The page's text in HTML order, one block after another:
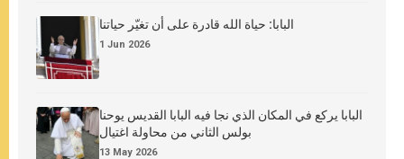
البابا: حياة الله قادرة على أن تغيّر حياتنا
1 Jun 2026
البابا يركع في المكان الذي نجا فيه البابا القديس يوحنا
بولس الثاني من محاولة اغتيال
13 May 2026